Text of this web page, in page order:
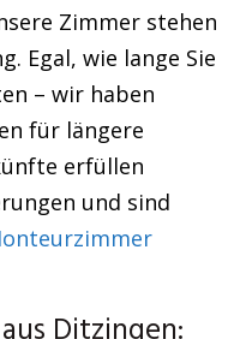
Zimmer stehen
Egal, wie lange Sie
– wir haben
für längere
erfüllen
und sind